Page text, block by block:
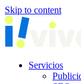
Skip to content
Servicios